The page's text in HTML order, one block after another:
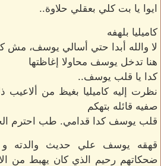
ايوا يا بت كلي بعقلي حلاوة..
كاميليا بلهفه
لا والله أبدا حتي أسالي يوسف، مش
هنا تدخل يوسف محاولا إغاظتها
كدا يا قلب يوسف..
نظرت إليه كاميليا بغيظ من ألاعيب
صفيه قائله بتهكم
قلب يوسف كدا قدامي. طب احترم
قهقه يوسف علي حديث والدته و
ضحكاتهم رحيم الذي كان يهبط من